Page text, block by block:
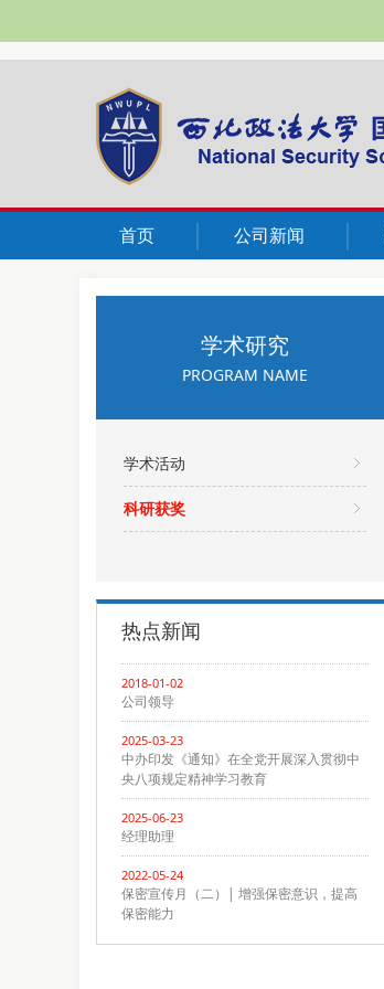
首页 公司新闻
学术研究
PROGRAM NAME
学术活动
科研获奖
热点新闻
2018-01-02
公司领导
2025-03-23
中办印发《通知》在全党开展深入贯彻中
央八项规定精神学习教育
2025-06-23
经理助理
2022-05-24
保密宣传月（二）| 增强保密意识，提高
保密能力